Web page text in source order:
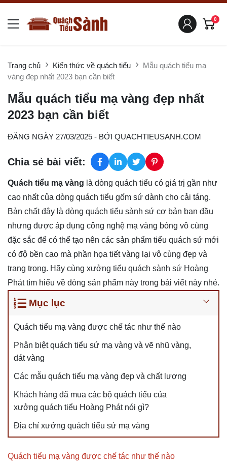
0
Trang chủ Kiến thức về quách tiểu
Mẫu quách tiểu mạ
vàng đẹp nhất 2023 bạn cần biết
Mẫu quách tiểu mạ vàng đẹp nhất
2023 bạn cần biết
ĐĂNG NGÀY 27/03/2025 - BỞI QUACHTIEUSANH.COM
Chia sẻ bài viết:
Quách tiểu mạ vàng là dòng quách tiểu có giá trị gần như
cao nhất của dòng quách tiểu gốm sứ dành cho cải táng.
Bản chất đây là dòng quách tiểu sành sứ cơ bản ban đầu
nhưng được áp dụng công nghệ mạ vàng bóng vô cùng
đặc sắc để có thể tạo nên các sản phẩm tiểu quách sứ mới
có độ bền cao mà phần họa tiết vàng lại vô cùng đẹp và
trang trọng. Hãy cùng xưởng tiểu quách sành sứ Hoàng
Phát tìm hiểu về dòng sản phẩm này trong bài viết này nhé.
Mục lục
Quách tiểu mạ vàng được chế tác như thế nào
Phân biệt quách tiểu sứ mạ vàng và vẽ nhũ vàng,
dát vàng
Các mẫu quách tiểu mạ vàng đẹp và chất lượng
Khách hàng đã mua các bộ quách tiểu của
xưởng quách tiểu Hoàng Phát nói gì?
Địa chỉ xưởng quách tiểu sứ mạ vàng
Quách tiểu mạ vàng được chế tác như thế nào